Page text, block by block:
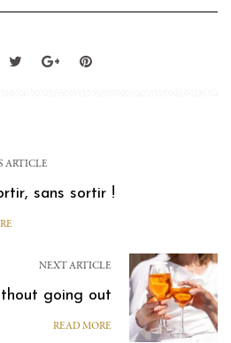
ARTICLE
sans sortir !
NEXT ARTICLE
going out
READ MORE